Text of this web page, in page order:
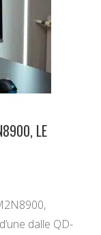
LE
dalle QD-